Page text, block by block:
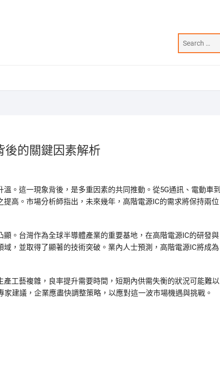
後的關鍵因素解析
。這一現象背後，是多重因素的共同推動。從5G通訊、電動車到
高。市場分析師指出，未來幾年，高階電源IC的需求將保持兩位
。台灣作為全球半導體產業的重要基地，在高階電源IC的研發與
，並取得了顯著的技術突破。業內人士預測，高階電源IC將成為
工藝複雜，良率提升需要時間，短期內供需失衡的狀況可能難以
建議，企業應盡快調整策略，以應對這一波市場機遇與挑戰。